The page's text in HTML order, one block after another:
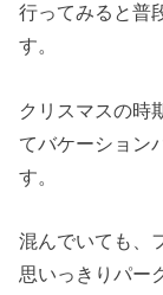
行ってみると普
す。
クリスマスの時
てバケーション
す。
混んでいても、
思いっきりパー